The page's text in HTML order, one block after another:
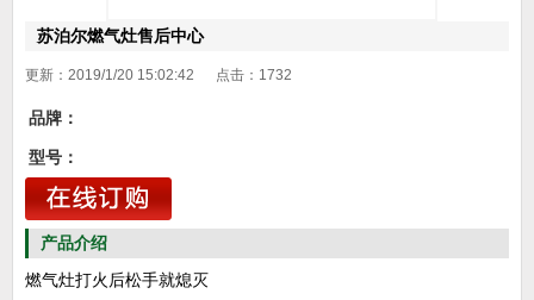
苏泊尔燃气灶售后中心
更新：2019/1/20 15:02:42 点击： 1732
品牌：
型号：
产品介绍
燃气灶打火后松手就熄灭